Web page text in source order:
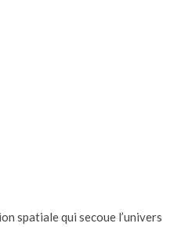
spatiale qui secoue l’univers